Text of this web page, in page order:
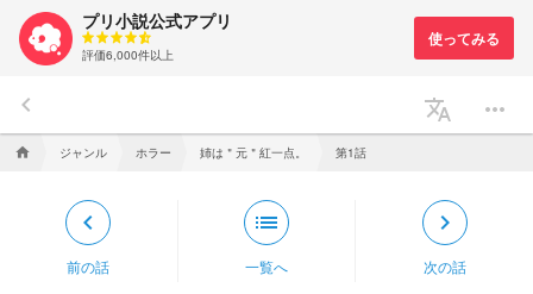
プリ小説公式アプリ
評価6,000件以上
keyboard_arrow_left translate more_horiz
home ジャンル ホラー 姉は＂元＂紅一点。 第1話
keyboard_arrow_left
前の話
list
一覧へ
keyboard_arrow_right
次の話